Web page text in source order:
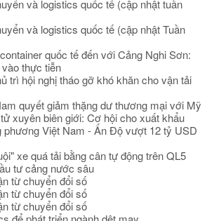
và logistics quốc tế (cập nhật tuần
và logistics quốc tế (cập nhật Tuần
quốc tế đến với Cảng Nghi Sơn:
thực tiễn
trì hội nghị tháo gỡ khó khăn cho vận tải
quyết giảm thặng dư thương mại với Mỹ
xuyên biên giới: Cơ hội cho xuất khẩu
phương Việt Nam - Ấn Độ vượt 12 tỷ USD
xe quá tải bằng cân tự động trên QL5
tư cảng nước sâu
từ chuyển đổi số
từ chuyển đổi số
từ chuyển đổi số